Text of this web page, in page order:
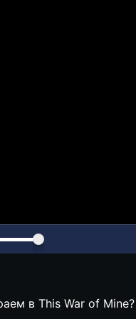
в This War of